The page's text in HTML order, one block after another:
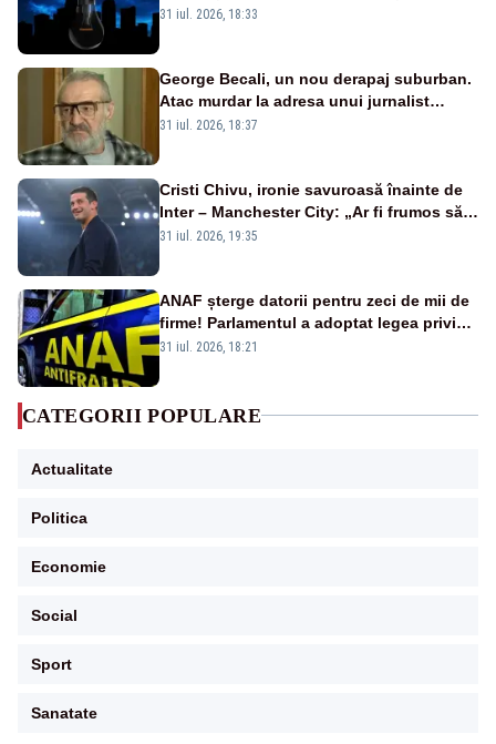
semafoarele, rețelele de telefonie, grav
31 iul. 2026, 18:33
George Becali, un nou derapaj suburban.
Atac murdar la adresa unui jurnalist
sportiv – AUDIO
31 iul. 2026, 18:37
Cristi Chivu, ironie savuroasă înainte de
Inter – Manchester City: „Ar fi frumos să
mai cumpărați și de la noi”
31 iul. 2026, 19:35
ANAF șterge datorii pentru zeci de mii de
firme! Parlamentul a adoptat legea privind
amnistia fiscală
31 iul. 2026, 18:21
CATEGORII POPULARE
Actualitate
Politica
Economie
Social
Sport
Sanatate